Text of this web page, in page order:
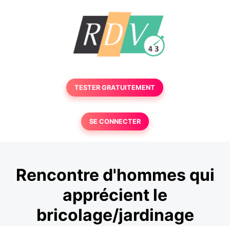
TESTER GRATUITEMENT
SE CONNECTER
Rencontre d'hommes qui
apprécient le
bricolage/jardinage